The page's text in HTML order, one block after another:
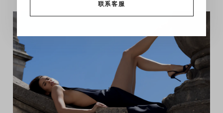
联系客服